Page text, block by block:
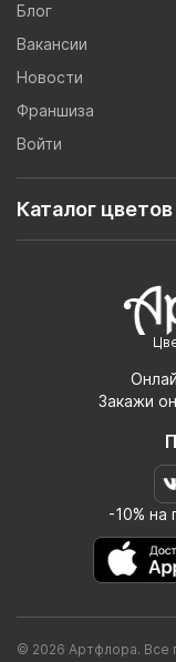
Закажи
-10% на
Блог
Вакансии
Новости
Франшиза
Войти
Каталог цветов
© 2026 Артфлора. Все